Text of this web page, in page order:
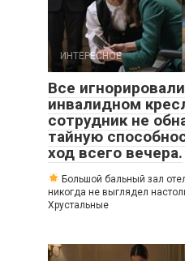
ИНТЕРЕСНОЕ
Все
инвалидном
сотрудник не
тайную
ход всего вечера.
Большой бальный зал
никогда не выглядел
Хрустальные